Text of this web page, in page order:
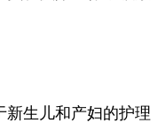
生儿和产妇的护理